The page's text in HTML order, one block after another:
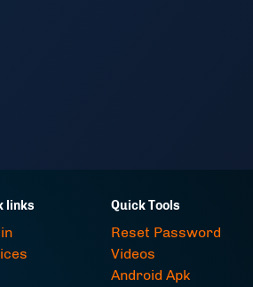
links Quick Tools
Reset Password
Videos
Android Apk